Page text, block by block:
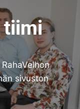
tiimi
sivuston